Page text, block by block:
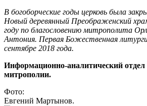
В богоборческие годы церковь была
Новый деревянный Преображенский
году по благословению митрополита
Антония. Первая Божественная
сентябре 2018 года.
Информационно-аналитический
митрополии.
Фото:
Евгений Мартынов.